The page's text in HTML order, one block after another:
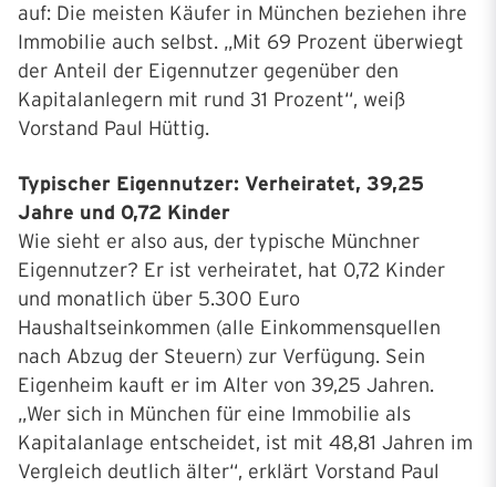
auf: Die meisten Käufer in München beziehen ihre
Immobilie auch selbst. „Mit 69 Prozent überwiegt
der Anteil der Eigennutzer gegenüber den
Kapitalanlegern mit rund 31 Prozent“, weiß
Vorstand Paul Hüttig.
Typischer Eigennutzer: Verheiratet, 39,25
Jahre und 0,72 Kinder
Wie sieht er also aus, der typische Münchner
Eigennutzer? Er ist verheiratet, hat 0,72 Kinder
und monatlich über 5.300 Euro
Haushaltseinkommen (alle Einkommensquellen
nach Abzug der Steuern) zur Verfügung. Sein
Eigenheim kauft er im Alter von 39,25 Jahren.
„Wer sich in München für eine Immobilie als
Kapitalanlage entscheidet, ist mit 48,81 Jahren im
Vergleich deutlich älter“, erklärt Vorstand Paul